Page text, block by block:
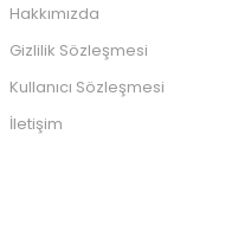
Hakkımızda
Gizlilik Sözleşmesi
Kullanıcı Sözleşmesi
İletişim